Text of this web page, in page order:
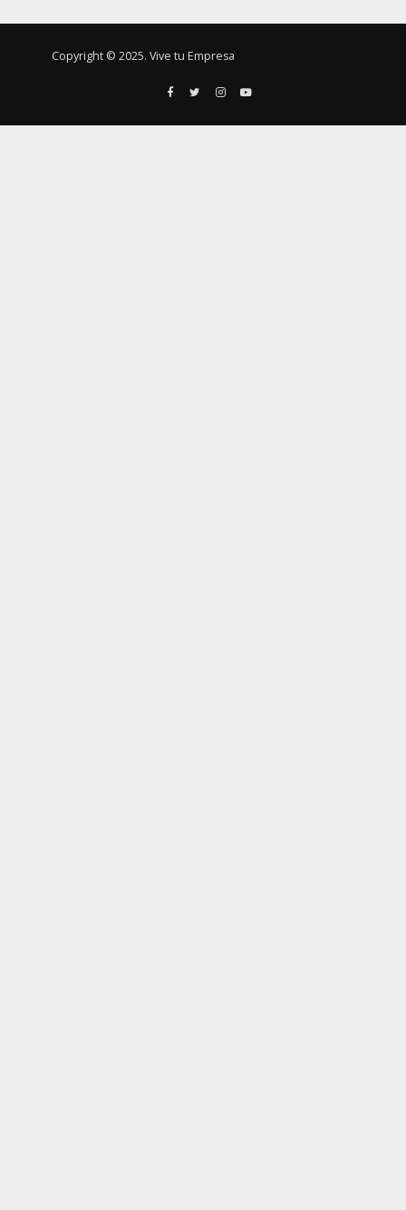
Copyright © 2025. Vive tu Empresa